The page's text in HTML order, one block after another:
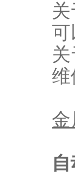
可
维